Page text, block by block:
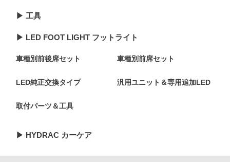
▶︎ 工具
▶︎ LED FOOT LIGHT フットライト
車種別前後席セット 車種別前席セット
LED純正交換タイプ 汎用ユニット＆専用追加LED
取付パーツ＆工具
▶︎ HYDRAC カーケア